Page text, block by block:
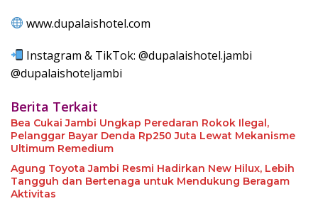
www.dupalaishotel.com
Instagram & TikTok: @dupalaishotel.jambi
@dupalaishoteljambi
Berita Terkait
Bea Cukai Jambi Ungkap Peredaran Rokok Ilegal,
Pelanggar Bayar Denda Rp250 Juta Lewat Mekanisme
Ultimum Remedium
Agung Toyota Jambi Resmi Hadirkan New Hilux, Lebih
Tangguh dan Bertenaga untuk Mendukung Beragam
Aktivitas